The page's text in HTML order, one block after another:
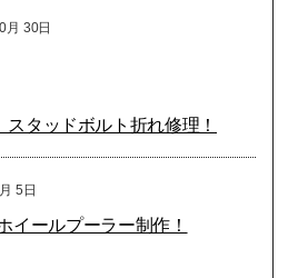
月 30日
タッドボルト折れ修理！
5日
イールプーラー制作！